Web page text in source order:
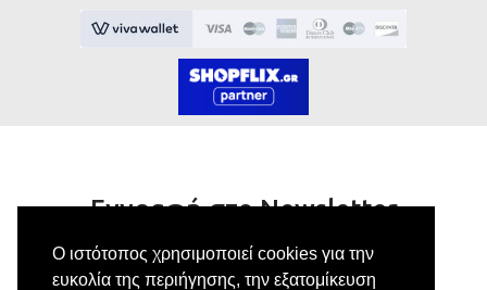
Ο ιστότοπος χρησιμοποιεί cookies για την
ευκολία της περιήγησης, την εξατομίκευση
Εγγραφή στο Newsletter
Κάνε εγγραφή στο newsletter μας για να